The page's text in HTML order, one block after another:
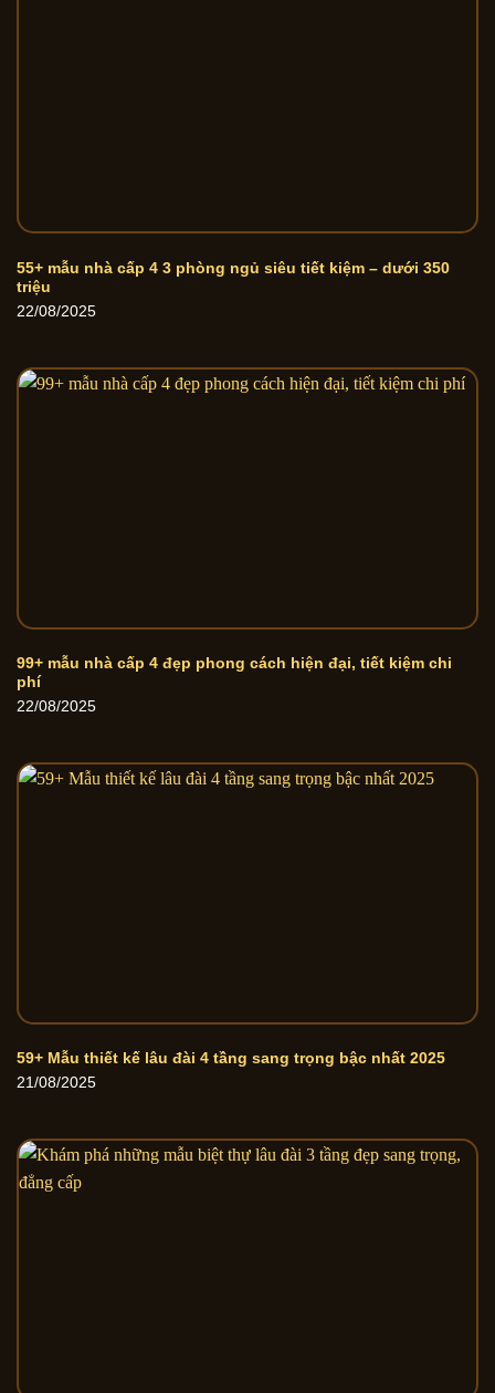
55+ mẫu nhà cấp 4 3 phòng ngủ siêu tiết kiệm – dưới 350
triệu
22/08/2025
99+ mẫu nhà cấp 4 đẹp phong cách hiện đại, tiết kiệm chi
phí
22/08/2025
59+ Mẫu thiết kế lâu đài 4 tầng sang trọng bậc nhất 2025
21/08/2025